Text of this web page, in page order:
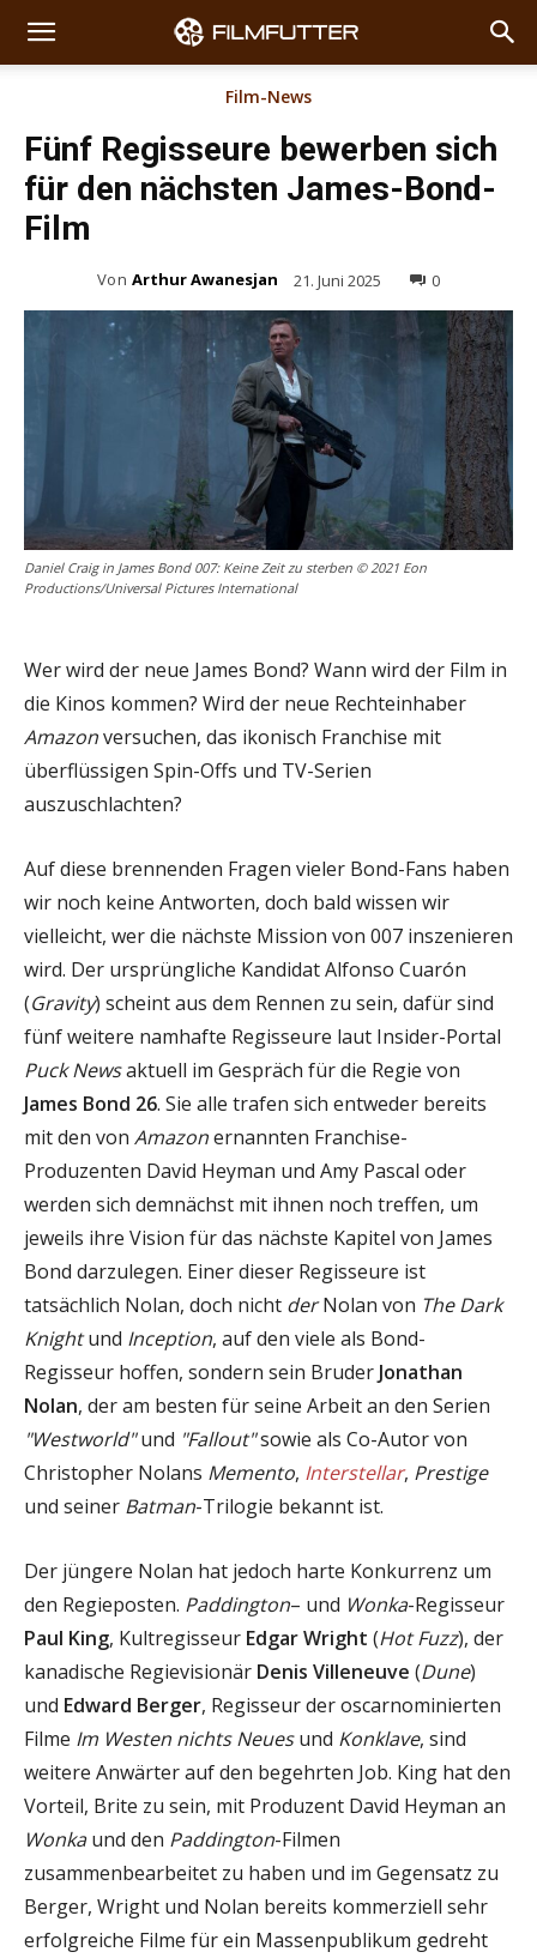
Film-News
Fünf Regisseure bewerben sich
für den nächsten James-Bond-
Film
Von Arthur Awanesjan 21. Juni 2025 0
Daniel Craig in James Bond 007: Keine Zeit zu sterben © 2021 Eon
Productions/Universal Pictures International
Wer wird der neue James Bond? Wann wird der Film in
die Kinos kommen? Wird der neue Rechteinhaber
Amazonversuchen, das ikonisch Franchise mit
überflüssigen Spin-Offs und TV-Serien
auszuschlachten?
Auf diese brennenden Fragen vieler Bond-Fans haben
wir noch keine Antworten, doch bald wissen wir
vielleicht, wer die nächste Mission von 007 inszenieren
wird. Der ursprüngliche Kandidat Alfonso Cuarón
(Gravity) scheint aus dem Rennen zu sein, dafür sind
fünf weitere namhafte Regisseure laut Insider-Portal
Puck Newsaktuell im Gespräch für die Regie von
James Bond 26. Sie alle trafen sich entweder bereits
mit den von Amazonernannten Franchise-
Produzenten David Heyman und Amy Pascal oder
werden sich demnächst mit ihnen noch treffen, um
jeweils ihre Vision für das nächste Kapitel von James
Bond darzulegen. Einer dieser Regisseure ist
tatsächlich Nolan, doch nicht derNolan von The Dark
Knightund Inception, auf den viele als Bond-
Regisseur hoffen, sondern sein Bruder Jonathan
Nolan, der am besten für seine Arbeit an den Serien
"Westworld"und "Fallout"sowie als Co-Autor von
Christopher Nolans Memento, Interstellar, Prestige
und seiner Batman-Trilogie bekannt ist.
Der jüngere Nolan hat jedoch harte Konkurrenz um
den Regieposten. Paddington– und Wonka-Regisseur
Paul King, Kultregisseur Edgar Wright (Hot Fuzz), der
kanadische Regievisionär Denis Villeneuve (Dune)
und Edward Berger, Regisseur der oscarnominierten
Filme Im Westen nichts Neuesund Konklave, sind
weitere Anwärter auf den begehrten Job. King hat den
Vorteil, Brite zu sein, mit Produzent David Heyman an
Wonkaund den Paddington-Filmen
zusammenbearbeitet zu haben und im Gegensatz zu
Berger, Wright und Nolan bereits kommerziell sehr
erfolgreiche Filme für ein Massenpublikum gedreht